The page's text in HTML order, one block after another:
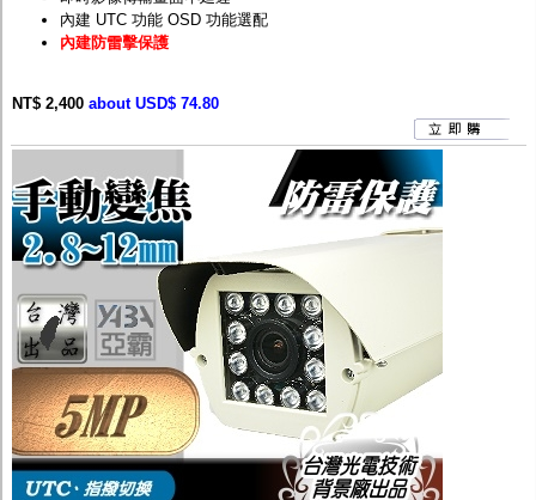
內建 UTC 功能 OSD 功能選配
內建防雷擊保護
NT$ 2,400 about USD$ 74.80